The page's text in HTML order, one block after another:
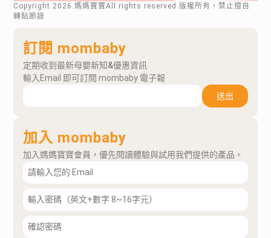
Copyright 2026 .媽媽寶寶All rights reserved.版權所有，禁止擅自
轉貼節錄
訂閱 mombaby
定期收到最新母嬰新知&優惠資訊
輸入Email 即可訂閱 mombaby 電子報
送出
加入 mombaby
加入媽媽寶寶會員，優先閱讀體驗與試用我們提供的產品。